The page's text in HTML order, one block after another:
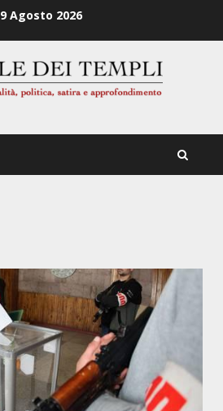
9 Agosto 2026